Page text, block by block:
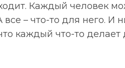
Каждый человек
все – что-то для него. И
каждый что-то делает